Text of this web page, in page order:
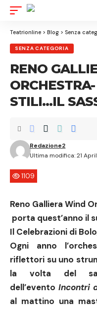
Teatrionline > Blog > Senza
SENZA CATEGORIA
RENO
STILI…IL
Ultima modifica: 21
Redazione2
1109
Reno Galliera Wind
porta quest’anno il
Il Celebrazioni di
Ogni anno
riflettori su uno
la volta del
dell’eventoIncontri
al mattino una